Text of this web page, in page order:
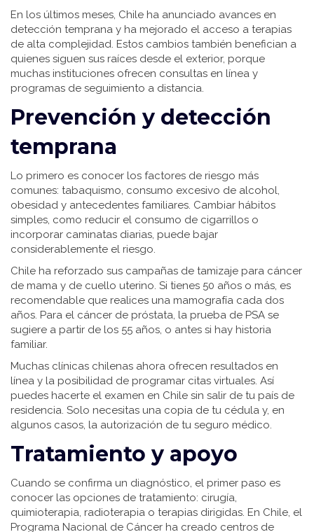
En los últimos meses, Chile ha anunciado avances en
detección temprana y ha mejorado el acceso a terapias
de alta complejidad. Estos cambios también benefician a
quienes siguen sus raíces desde el exterior, porque
muchas instituciones ofrecen consultas en línea y
programas de seguimiento a distancia.
Prevención y detección
temprana
Lo primero es conocer los factores de riesgo más
comunes: tabaquismo, consumo excesivo de alcohol,
obesidad y antecedentes familiares. Cambiar hábitos
simples, como reducir el consumo de cigarrillos o
incorporar caminatas diarias, puede bajar
considerablemente el riesgo.
Chile ha reforzado sus campañas de tamizaje para cáncer
de mama y de cuello uterino. Si tienes 50 años o más, es
recomendable que realices una mamografía cada dos
años. Para el cáncer de próstata, la prueba de PSA se
sugiere a partir de los 55 años, o antes si hay historia
familiar.
Muchas clínicas chilenas ahora ofrecen resultados en
línea y la posibilidad de programar citas virtuales. Así
puedes hacerte el examen en Chile sin salir de tu país de
residencia. Solo necesitas una copia de tu cédula y, en
algunos casos, la autorización de tu seguro médico.
Tratamiento y apoyo
Cuando se confirma un diagnóstico, el primer paso es
conocer las opciones de tratamiento: cirugía,
quimioterapia, radioterapia o terapias dirigidas. En Chile, el
Programa Nacional de Cáncer ha creado centros de